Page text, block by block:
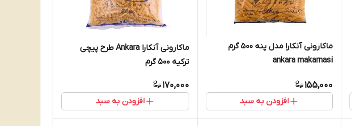
ماکارونی آنکارا مدل پنه 500 گرم
ankara makarnasi
155,000
افزودن به سبد
ماکارونی آنکارا Ankara طرح پیچی
ترکیه 500 گرم
170,000
افزودن به سبد